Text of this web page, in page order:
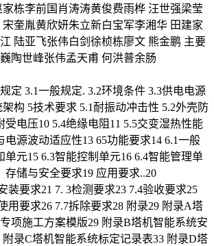
家栋李前国肖涛涛黄俊费雨桦 汪世强梁莹
奎胤黄欣妍朱立新白宝军李湘华 田建家
陆亚飞张伟白剑徐桢栋廖文 熊金鹏 主要
陶世峰张伟孟天甫 何洪普余肠
定 3.1一般规定. 3.2环境条件 3.3供电电源
构 5技术要求 5.1耐振动冲击性 5.2外壳防
受电压10 5.4绝缘电阻11 5.5交变湿热性能
电源波动适应性13 65功能要求14 6.1一般
单元15 6.3智能控制单元16 6.4智能管理单
存储与安全要求19 应用要求..20
装要求21 7. 3检测要求23 7.4验收要求25
用要求26 7.7拆除要求28 附录29 附录A塔
项施工方案模版29 附录B塔机智能系统安
录C塔机智能系统标定记录表33 附录D塔